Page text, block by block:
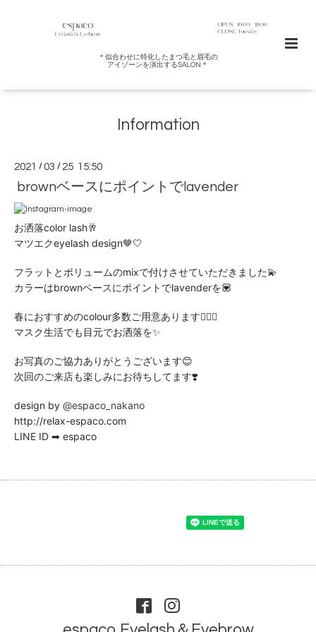
＊似合わせに特化したまつ毛と眉毛の
アイゾーンを演出するSALON＊
Information
2021 /03 / 25 15:50
brownベースにポイントでlavender
お洒落color lash🥂
マツエクeyelash design🤎🤍
フラットとボリュームのmixで付けさせていただきました💫
カラーはbrownベースにポイントでlavenderを💟
春におすすめのcolour多数ご用意あります💁🏻‍♀️
マスク生活でも目元でお洒落を✨
お写真のご協力ありがとうございます😊
次回のご来店も楽しみにお待ちしてます❣️
design by @espaco_nakano
http://relax-espaco.com
LINE ID ➡ espaco